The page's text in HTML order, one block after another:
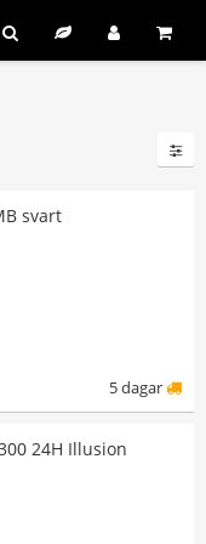
svart
5 dagar
24H Illusion